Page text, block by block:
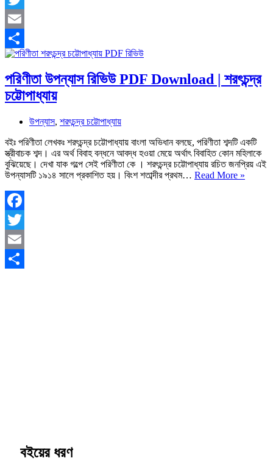
Twitter
Email
Share
পরিণীতা উপন্যাস রিভিউ PDF Download | শরৎচন্দ্র
চট্টোপাধ্যায়
উপন্যাস, শরৎচন্দ্র চট্টোপাধ্যায়
বইঃ পরিণীতা লেখকঃ শরৎচন্দ্র চট্টোপাধ্যায় বাংলা অভিধান বলছে, পরিণীতা শব্দটি একটি
স্ত্রীবাচক শব্দ। এর অর্থ বিবাহ বন্ধনে আবদ্ধ হওয়া মেয়ে অর্থাৎ বিবাহিত কোন মহিলাকে
বুঝিয়েছে। দেখা যাক গল্পে সেই পরিণীতা কে । শরৎচন্দ্র চট্টোপাধ্যায় রচিত জনপ্রিয় এই
উপন্যাসটি ১৯১৪ সালে প্রকাশিত হয়। বিংশ শতাব্দীর প্রথম… Read More »
Facebook
Twitter
Email
বইয়ের ধরণ